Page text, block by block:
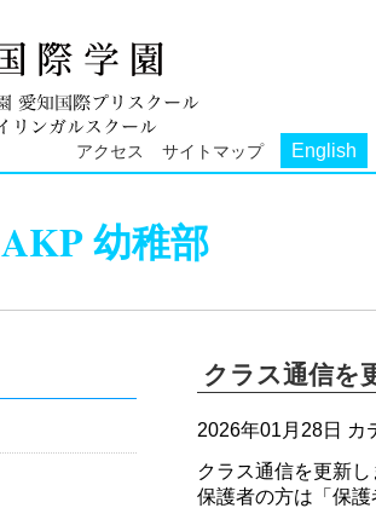
アクセス サイトマップ English
AKP 幼稚部
クラス通信を
2026年01月28日 カ
クラス通信を更新
保護者の方は「保